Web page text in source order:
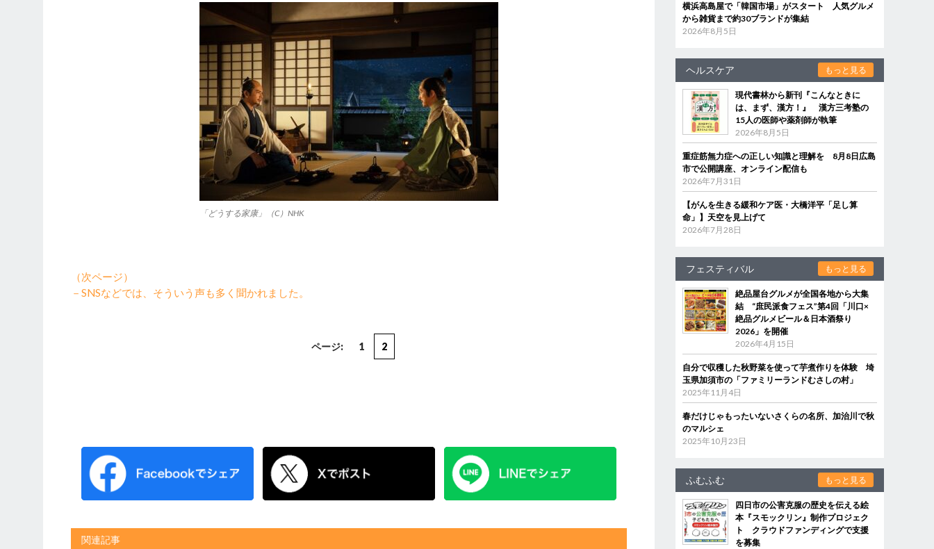
「どうする家康」（C）NHK
（次ページ）
－SNSなどでは、そういう声も多く聞かれました。
ページ: 1 2
関連記事
横浜高島屋で「韓国市場」がスタート 人気グルメ
から雑貨まで約30ブランドが集結
2026年8月5日
ヘルスケア もっと見る
現代書林から新刊『こんなときに
は、まず、漢方！』 漢方三考塾の
15人の医師や薬剤師が執筆
2026年8月5日
重症筋無力症への正しい知識と理解を 8月8日広島
市で公開講座、オンライン配信も
2026年7月31日
【がんを生きる緩和ケア医・大橋洋平「足し算
命」】天空を見上げて
2026年7月28日
フェスティバル もっと見る
絶品屋台グルメが全国各地から大集
結 “庶民派食フェス”第4回「川口×
絶品グルメビール＆日本酒祭り
2026」を開催
2026年4月15日
自分で収穫した秋野菜を使って芋煮作りを体験 埼
玉県加須市の「ファミリーランドむさしの村」
2025年11月4日
春だけじゃもったいないさくらの名所、加治川で秋
のマルシェ
2025年10月23日
ふむふむ もっと見る
四日市の公害克服の歴史を伝える絵
本『スモックリン』制作プロジェク
ト クラウドファンディングで支援
を募集